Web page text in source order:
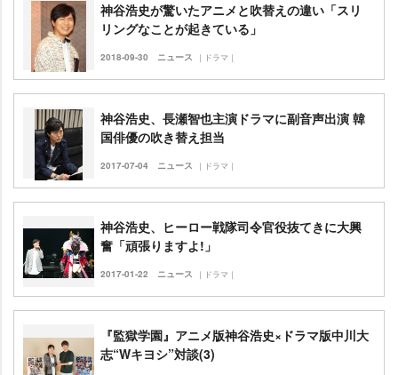
神谷浩史が驚いたアニメと吹替えの違い「スリ
リングなことが起きている」
2018-09-30 ニュース ｜ドラマ｜
神谷浩史、長瀬智也主演ドラマに副音声出演 韓
国俳優の吹き替え担当
2017-07-04 ニュース ｜ドラマ｜
神谷浩史、ヒーロー戦隊司令官役抜てきに大興
奮「頑張りますよ!」
2017-01-22 ニュース ｜ドラマ｜
『監獄学園』アニメ版神谷浩史×ドラマ版中川大
志“Wキヨシ”対談(3)